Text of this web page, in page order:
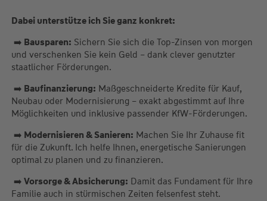
Dabei unterstütze ich Sie ganz konkret:
➡️ Bausparen: Sichern Sie sich die Top-Zinsen von morgen
und verschenken Sie kein Geld – dank clever genutzter
staatlicher Förderungen.
➡️ Baufinanzierung: Maßgeschneiderte Kredite für Kauf,
Neubau oder Modernisierung – exakt abgestimmt auf Ihre
Möglichkeiten und inklusive passender KfW-Förderungen.
➡️ Modernisieren & Sanieren: Machen Sie Ihr Zuhause fit
für die Zukunft. Ich helfe Ihnen, energetische Sanierungen
optimal zu planen und zu finanzieren.
➡️ Vorsorge & Absicherung: Damit das Fundament für Ihre
Familie auch in stürmischen Zeiten felsenfest steht.